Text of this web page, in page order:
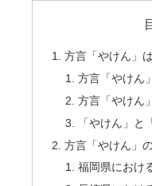
方言「やけん」
方言「やけん
方言「やけん
「やけん」
方言「やけん」
福岡県におけ